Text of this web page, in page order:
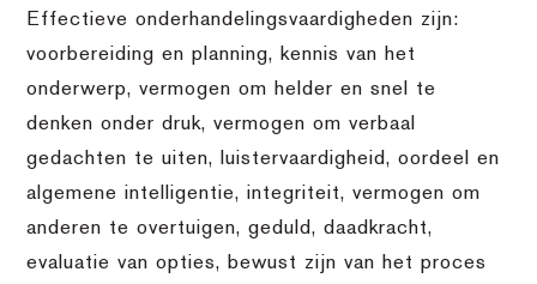
Effectieve onderhandelingsvaardigheden zijn:
voorbereiding en planning, kennis van het
onderwerp, vermogen om helder en snel te
denken onder druk, vermogen om verbaal
gedachten te uiten, luistervaardigheid, oordeel en
algemene intelligentie, integriteit, vermogen om
anderen te overtuigen, geduld, daadkracht,
evaluatie van opties, bewust zijn van het proces